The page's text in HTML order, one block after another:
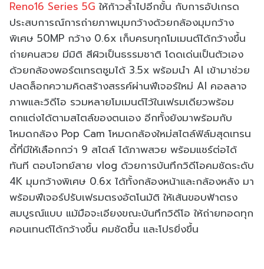
Reno16 Series 5G ให้ก้าวล้ำไปอีกขั้น กับการอัปเกรด
ประสบการณ์การถ่ายภาพมุมกว้างด้วยกล้องมุมกว้าง
พิเศษ 50MP กว้าง 0.6x เก็บครบทุกโมเมนต์ได้กว้างขึ้น
ถ่ายคนสวย มีมิติ สีผิวเป็นธรรมชาติ โดดเด่นเป็นตัวเอง
ด้วยกล้องพอร์ตเทรตซูมได้ 3.5x พร้อมนำ AI เข้ามาช่วย
ปลดล็อกความคิดสร้างสรรค์ผ่านฟีเจอร์ใหม่ AI คอลลาจ
ภาพและวิดีโอ รวมหลายโมเมนต์ไว้ในเฟรมเดียวพร้อม
ตกแต่งได้ตามสไตล์ของตนเอง อีกทั้งยังมาพร้อมกับ
โหมดกล้อง Pop Cam โหมดกล้องใหม่สไตล์ฟิล์มสุดเทรน
ดี้ที่มีให้เลือกกว่า 9 สไตล์ ได้ภาพสวย พร้อมแชร์ต่อได้
ทันที ตอบโจทย์สาย vlog ด้วยการบันทึกวิดีโอคมชัดระดับ
4K มุมกว้างพิเศษ 0.6x ได้ทั้งกล้องหน้าและกล้องหลัง มา
พร้อมฟีเจอร์ปรับเฟรมตรงอัตโนมัติ ให้เส้นขอบฟ้าตรง
สมบูรณ์แบบ แม้มือจะเอียงขณะบันทึกวิดีโอ ให้ถ่ายทอดทุก
คอนเทนต์ได้กว้างขึ้น คมชัดขึ้น และโปรยิ่งขึ้น